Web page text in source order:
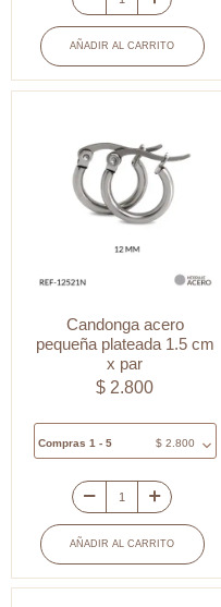
Candonga
Acero
4.5
cm
par
cantidad
AÑADIR AL CARRITO
Candonga acero
pequeña plateada 1.5 cm
x par
$ 2.800
Compras 1 - 5 $2.800
Candonga
acero
pequeña
plateada
AÑADIR AL CARRITO